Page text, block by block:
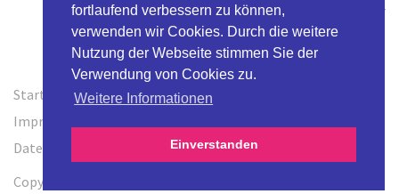
fortlaufend verbessern zu können,
verwenden wir Cookies. Durch die weitere
Nutzung der Webseite stimmen Sie der
Verwendung von Cookies zu.
Weitere Informationen
Einverstanden
05258.9748034
M.0171.5345406
ligges@tanzmusik.de
Startseite
Impressum
Datenschutz
Copyright 2016 | Daniel Ligges & Band